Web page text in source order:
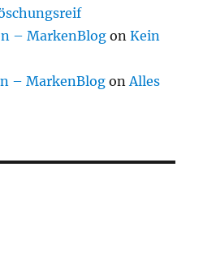
– MarkenBlog onKein
– MarkenBlog onAlles